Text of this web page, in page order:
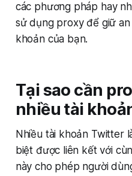
các phương pháp hay
sử dụng proxy để giữ
khoản của bạn.
Tại sao cần
nhiều tài
Nhiều tài khoản Twitter
biệt được liên kết với
này cho phép người